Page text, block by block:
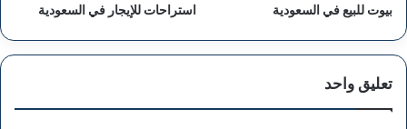
بيوت للبيع في السعودية استراحات للإيجار في السعودية
تعليق واحد